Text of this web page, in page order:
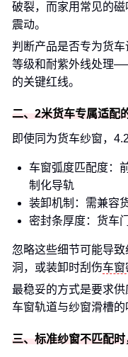
破裂，而家用常见的
震动。
判断产品是否专为货
等级和耐紫外线处理
的关键红线。
二、2米货车专属适配
即使同为货车纱窗，
车窗弧度匹配度：
制化导轨
装卸机制：需兼容
密封条厚度：货车
忽略这些细节可能导
洞，或装卸时刮伤车窗
最稳妥的方式是要求
车窗轨道与纱窗滑槽的
三、标准纱窗不匹配时